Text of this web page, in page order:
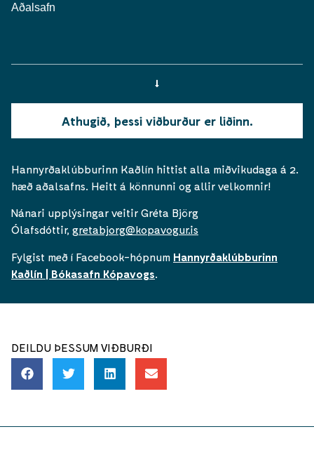
Aðalsafn
Athugið, þessi viðburður er liðinn.
Hannyrðaklúbburinn Kaðlín hittist alla miðvikudaga á 2.
hæð aðalsafns. Heitt á könnunni og allir velkomnir!
Nánari upplýsingar veitir Gréta Björg
Ólafsdóttir, gretabjorg@kopavogur.is
Fylgist með í Facebook-hópnum Hannyrðaklúbburinn
Kaðlín | Bókasafn Kópavogs
DEILDU ÞESSUM VIÐBURÐI